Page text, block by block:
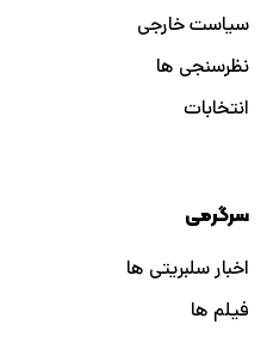
سیاست خارجی
نظرسنجی ها
انتخابات
سرگرمی
اخبار سلبریتی ها
فیلم ها